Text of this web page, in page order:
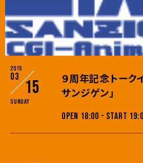
2015
03
15
Sunday
９周年記念トーク
サンジゲン」
OPEN 18:00 - START